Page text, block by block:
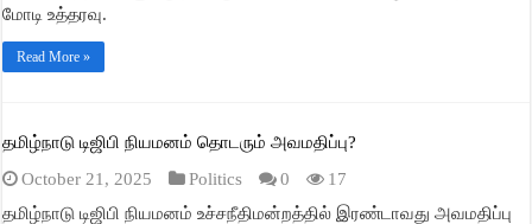
மோடி உத்தரவு.
Read More »
தமிழ்நாடு டிஜிபி நியமனம் தொடரும் அவமதிப்பு?
October 21, 2025
Politics 0
17
தமிழ்நாடு டிஜிபி நியமனம் உச்சநீதிமன்றத்தில் இரண்டாவது அவமதிப்பு